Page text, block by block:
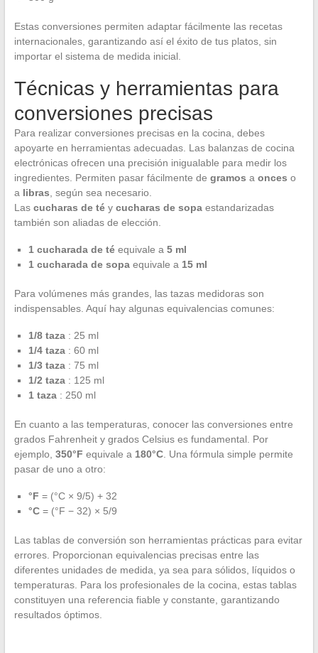
Estas conversiones permiten adaptar fácilmente las recetas
internacionales, garantizando así el éxito de tus platos, sin
importar el sistema de medida inicial.
Técnicas y herramientas para
conversiones precisas
Para realizar conversiones precisas en la cocina, debes
apoyarte en herramientas adecuadas. Las balanzas de cocina
electrónicas ofrecen una precisión inigualable para medir los
ingredientes. Permiten pasar fácilmente de gramos a onces o
a libras , según sea necesario.
Las cucharas de téy cucharas de sopaestandarizadas
también son aliadas de elección.
1 cucharada de téequivale a 5 ml
1 cucharada de sopaequivale a 15 ml
Para volúmenes más grandes, las tazas medidoras son
indispensables. Aquí hay algunas equivalencias comunes:
1/8 taza: 25 ml
1/4 taza: 60 ml
1/3 taza: 75 ml
1/2 taza: 125 ml
1 taza: 250 ml
En cuanto a las temperaturas, conocer las conversiones entre
grados Fahrenheit y grados Celsius es fundamental. Por
ejemplo, 350°F equivale a 180°C. Una fórmula simple permite
pasar de uno a otro:
°F = (°C × 9/5) + 32
°C= (°F − 32) × 5/9
Las tablas de conversión son herramientas prácticas para evitar
errores. Proporcionan equivalencias precisas entre las
diferentes unidades de medida, ya sea para sólidos, líquidos o
temperaturas. Para los profesionales de la cocina, estas tablas
constituyen una referencia fiable y constante, garantizando
resultados óptimos.